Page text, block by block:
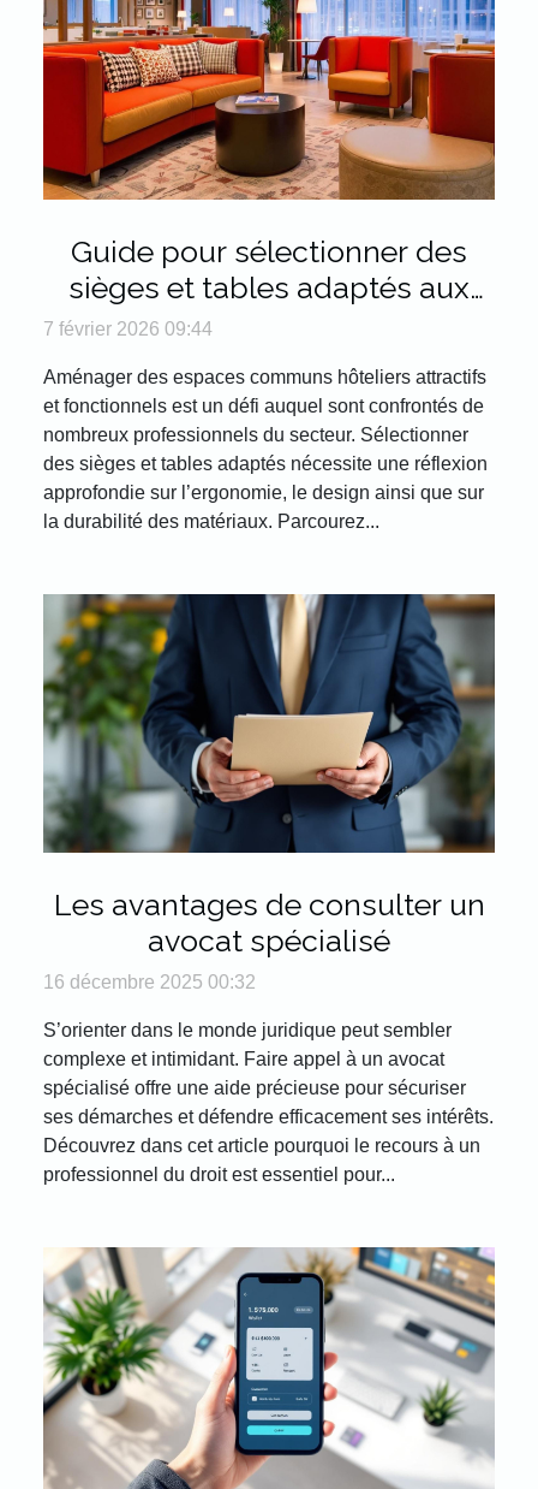
Guide pour sélectionner des
sièges et tables adaptés aux
espaces communs hôteliers
7 février 2026 09:44
Aménager des espaces communs hôteliers attractifs
et fonctionnels est un défi auquel sont confrontés de
nombreux professionnels du secteur. Sélectionner
des sièges et tables adaptés nécessite une réflexion
approfondie sur l’ergonomie, le design ainsi que sur
la durabilité des matériaux. Parcourez...
Les avantages de consulter un
avocat spécialisé
16 décembre 2025 00:32
S’orienter dans le monde juridique peut sembler
complexe et intimidant. Faire appel à un avocat
spécialisé offre une aide précieuse pour sécuriser
ses démarches et défendre efficacement ses intérêts.
Découvrez dans cet article pourquoi le recours à un
professionnel du droit est essentiel pour...